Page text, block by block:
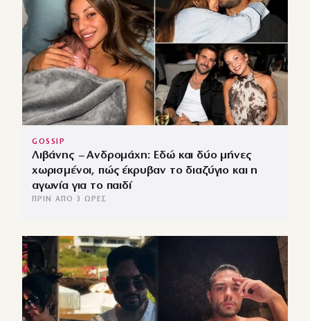
GOSSIP
Λιβάνης – Ανδρομάχη: Εδώ και δύο μήνες
χωρισμένοι, πώς έκρυβαν το διαζύγιο και η
αγωνία για το παιδί
ΠΡΙΝ ΑΠΌ 3 ΏΡΕΣ